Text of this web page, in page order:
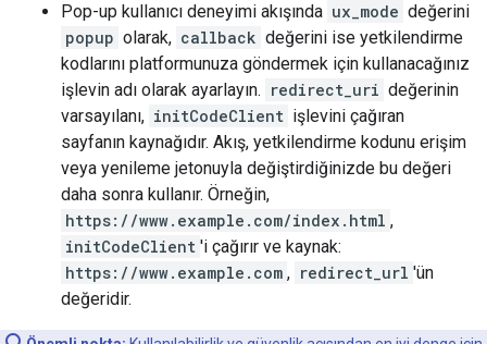
Pop-up kullanıcı deneyimi akışında ux_mode değerini
popup olarak, callback değerini ise yetkilendirme
kodlarını platformunuza göndermek için kullanacağınız
işlevin adı olarak ayarlayın. redirect_uri değerinin
varsayılanı, initCodeClient işlevini çağıran
sayfanın kaynağıdır. Akış, yetkilendirme kodunu erişim
veya yenileme jetonuyla değiştirdiğinizde bu değeri
daha sonra kullanır. Örneğin,
https://www.example.com/index.html ,
initCodeClient 'i çağırır ve kaynak:
https://www.example.com , redirect_url 'ün
değeridir.